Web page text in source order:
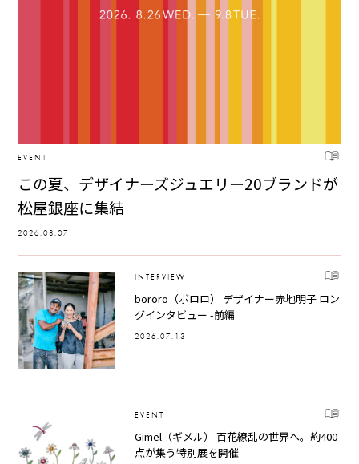
EVENT
この夏、デザイナーズジュエリー20ブランドが
松屋銀座に集結
2026.08.07
INTERVIEW
bororo（ボロロ） デザイナー赤地明子 ロン
グインタビュー -前編
2026.07.13
EVENT
Gimel（ギメル） 百花繚乱の世界へ。約400
点が集う特別展を開催